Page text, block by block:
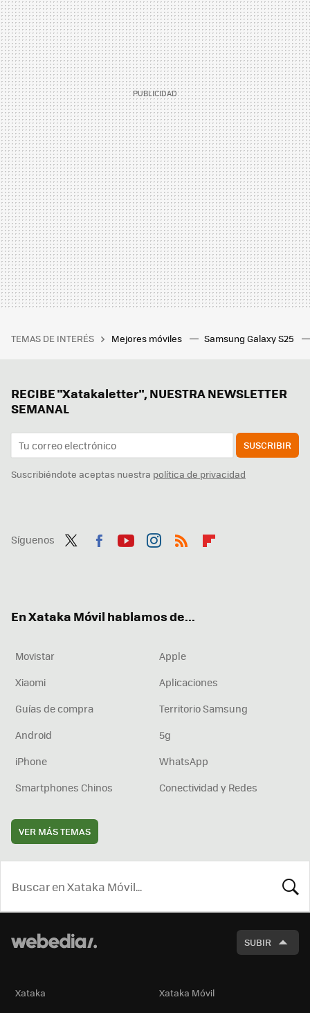
TEMAS DE INTERÉS Mejores móviles Samsung Galaxy S25
RECIBE "Xatakaletter", NUESTRA NEWSLETTER
SEMANAL
SUSCRIBIR
Suscribiéndote aceptas nuestra política de privacidad
Síguenos
En Xataka Móvil hablamos de...
Movistar
Apple
Xiaomi
Aplicaciones
Guías de compra
Territorio Samsung
Android
5g
iPhone
WhatsApp
Smartphones Chinos
Conectividad y Redes
VER MÁS TEMAS
SUBIR
Xataka
Xataka Móvil